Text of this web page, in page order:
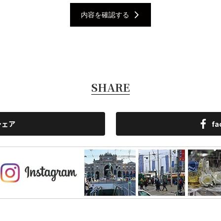
内容を確認する
SHARE
ア